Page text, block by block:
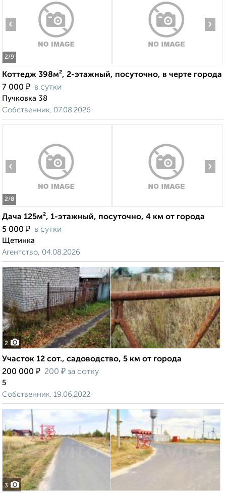
2/9
‹ ›
Коттедж 398м², 2-этажный, посуточно, в черте города
7 000 ₽ в сутки
Пучковка 38
Собственник, 07.08.2026
2/8
‹ ›
Дача 125м², 1-этажный, посуточно, 4 км от города
5 000 ₽ в сутки
Щетинка
Агентство, 04.08.2026
2
Участок 12 сот., садоводство, 5 км от города
200 000 ₽ 200 ₽ за сотку
5
Собственник, 19.06.2022
3